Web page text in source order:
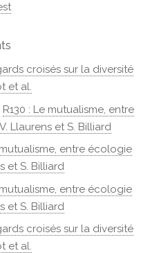
croisés sur la diversité
et al.
R130 : Le mutualisme, entre
Llaurens et S. Billiard
mutualisme, entre écologie
et S. Billiard
mutualisme, entre écologie
et S. Billiard
croisés sur la diversité
et al.